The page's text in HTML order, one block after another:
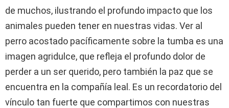
de muchos, ilustrando el profundo impacto que los
animales pueden tener en nuestras vidas. Ver al
perro acostado pacíficamente sobre la tumba es una
imagen agridulce, que refleja el profundo dolor de
perder a un ser querido, pero también la paz que se
encuentra en la compañía leal. Es un recordatorio del
vínculo tan fuerte que compartimos con nuestras